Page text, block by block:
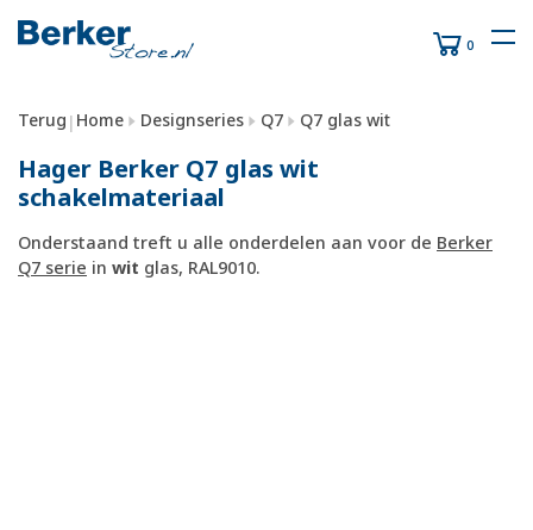
0
Terug | Home Designseries Q7 Q7 glas wit
Hager Berker Q7 glas wit
schakelmateriaal
Onderstaand treft u alle onderdelen aan voor de Berker
Q7 serie in wit glas, RAL9010.